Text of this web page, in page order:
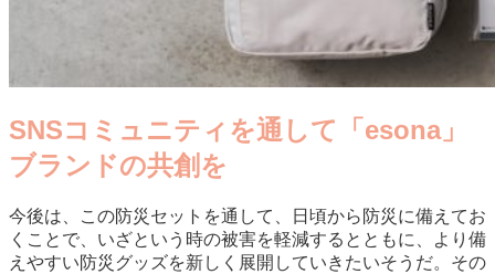
SNSコミュニティを通して「esona」
ブランドの共創を
今後は、この防災セットを通して、日頃から防災に備えてお
くことで、いざという時の被害を軽減するとともに、より備
えやすい防災グッズを新しく展開していきたいそうだ。その